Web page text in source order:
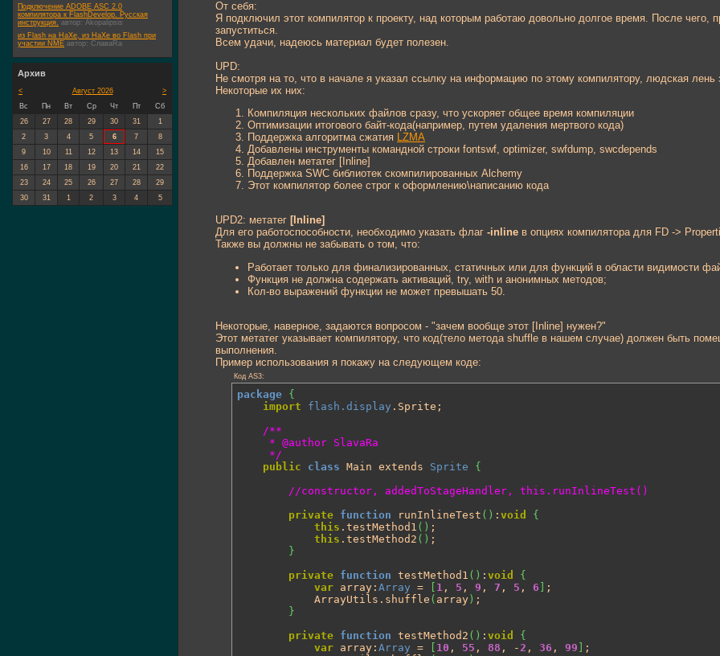
От себя:
Я подключил этот компилятор к проекту, над которым работаю довольно долгое время. После чего,
запуститься.
Всем удачи, надеюсь материал будет полезен.
UPD:
Не смотря на то, что в начале я указал ссылку на информацию по этому компилятору, людская лень
Некоторые их них:
Компиляция нескольких файлов сразу, что ускоряет общее время компиляции
Оптимизации итогового байт-кода(например, путем удаления мертвого кода)
Поддержка алгоритма сжатия
LZMA
Добавлены инструменты командной строки fontswf, optimizer, swfdump, swcdepends
Добавлен метатег [Inline]
Поддержка SWC библиотек скомпилированных Alchemy
Этот компилятор более строг к оформлению\написанию кода
UPD2: метатег [Inline]
Для его работоспособности, необходимо указать флаг -inline в опциях компилятора для FD ->
Также вы должны не забывать о том, что:
Работает только для финализированных, статичных или для функций в области видимости
Функция не должна содержать активаций, try, with и анонимных методов;
Кол-во выражений функции не может превышать 50.
Некоторые, наверное, задаются вопросом - "зачем вообще этот [Inline] нужен?"
Этот метатег указывает компилятору, что код(тело метода shuffle в нашем случае) должен быть
выполнения.
Пример использования я покажу на следующем коде:
Код AS3:
package {
import
flash.display .Sprite;
/**
	 */
public
class Main extends Sprite
{
//constructor, addedToStageHandler, this.runInlineTest()
private function runInlineTest ( ) : void
{
this .testMethod1 ( ) ;
this .testMethod2 ( ) ;
}
private function testMethod1 ( ) : void
{
var array: Array = 1 , 5 , 9 , 7 , 5 , 6
;
			ArrayUtils.shuffle
( array ) ;
}
private function testMethod2 ( ) : void
{
var array: Array = 10 , 55 , 88 , - 2 , 36 , 99
;
Подключение ADOBE ASC 2.0
компилятора к FlashDevelop. Русская
инструкция. автор: Akopalipsis
из Flash на HaXe, из HaXe во Flash при
участии NME автор: СлаваRa
Архив
< >
Август 2026
Вс
Пн Вт Ср Чт Пт
Сб
26
27 28 29 30 31
1
2
3 4 5 6 7
8
9
10 11 12 13 14
15
16
17 18 19 20 21
22
23
24 25 26 27 28
29
30
31 1 2 3 4 5